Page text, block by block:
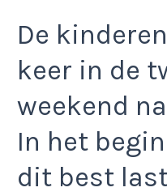
De
keer in de
weekend
In het
dit best